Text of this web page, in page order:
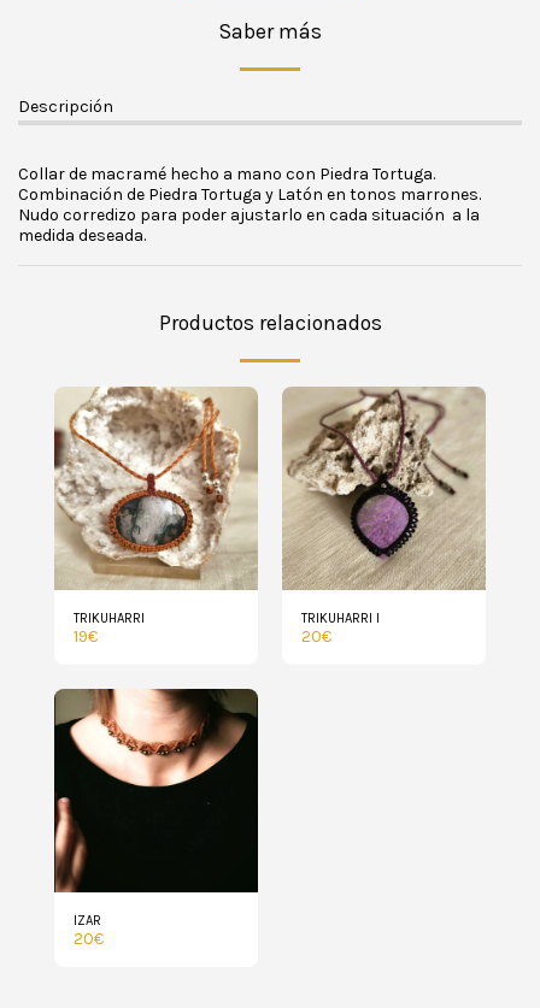
Saber más
Descripción
Collar de macramé hecho a mano con Piedra Tortuga.
Combinación de Piedra Tortuga y Latón en tonos marrones.
Nudo corredizo para poder ajustarlo en cada situación a la
medida deseada.
Productos relacionados
TRIKUHARRI
19€
TRIKUHARRI I
20€
IZAR
20€